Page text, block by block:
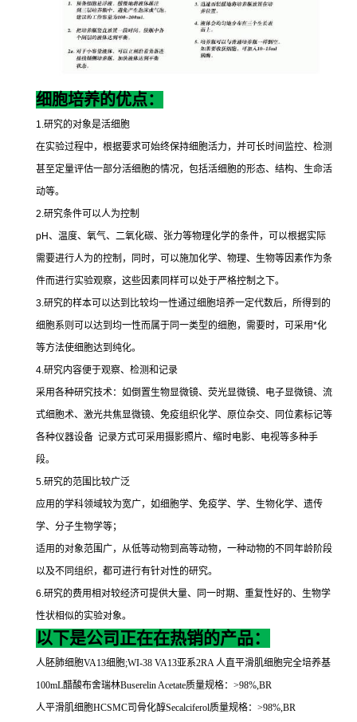
细胞培养的优点：
1.研究的对象是活细胞
在实验过程中，根据要求可始终保持细胞活力，并可长时间监控、检测
甚至定量评估一部分活细胞的情况，包括活细胞的形态、结构、生命活
动等。
2.研究条件可以人为控制
pH、温度、氧气、二氧化碳、张力等物理化学的条件，可以根据实际
需要进行人为的控制，同时，可以施加化学、物理、生物等因素作为条
件而进行实验观察，这些因素同样可以处于严格控制之下。
3.研究的样本可以达到比较均一性通过细胞培养一定代数后，所得到的
细胞系则可以达到均一性而属于同一类型的细胞，需要时，可采用*化
等方法使细胞达到纯化。
4.研究内容便于观察、检测和记录
采用各种研究技术：如倒置生物显微镜、荧光显微镜、电子显微镜、流
式细胞术、激光共焦显微镜、免疫组织化学、原位杂交、同位素标记等
各种仪器设备 记录方式可采用摄影照片、缩时电影、电视等多种手
段。
5.研究的范围比较广泛
应用的学科领域较为宽广，如细胞学、免疫学、学、生物化学、遗传
学、分子生物学等；
适用的对象范围广，从低等动物到高等动物，一种动物的不同年龄阶段
以及不同组织，都可进行有针对性的研究。
6.研究的费用相对较经济可提供大量、同一时期、重复性好的、生物学
性状相似的实验对象。
以下是公司正在在热销的产品：
人胚肺细胞VA13细胞;WI-38 VA13亚系2RA人直平滑肌细胞完全培养基
100mL醋酸布舍瑞林Buserelin Acetate质量规格： >98%,BR
人平滑肌细胞HCSMC司骨化醇Secalciferol质量规格： >98%,BR